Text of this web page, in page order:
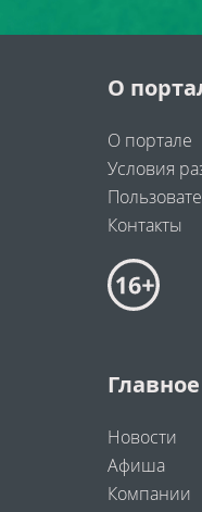
О
О портале
Условия
Контакты
Новости
Афиша
Компании